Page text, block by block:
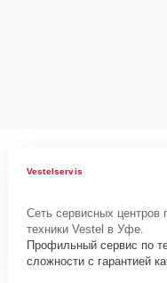
Vestelservis
Сеть сервисных центров
техники Vestel в Уфе.
Профильный сервис по
сложности с гарантией